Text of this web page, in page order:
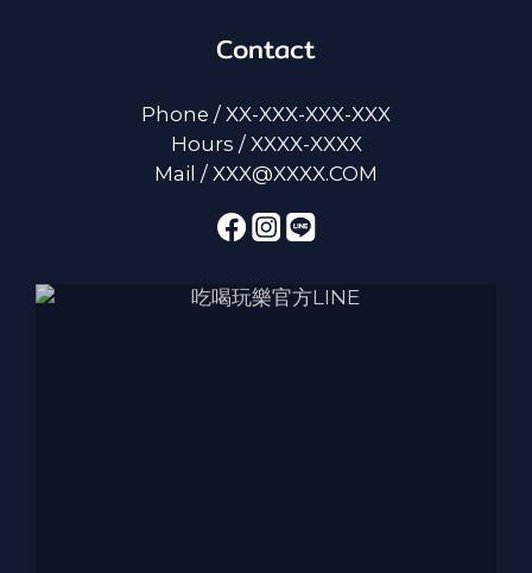
Contact
Phone / XX-XXX-XXX-XXX
Hours / XXXX-XXXX
Mail / XXX@XXXX.COM